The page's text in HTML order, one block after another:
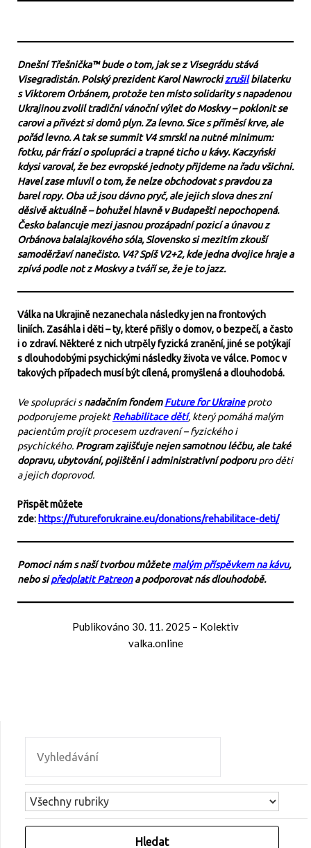
Dnešní Třešnička™ bude o tom, jak se z Visegrádu stává
Visegradistán. Polský prezident Karol Nawrockizrušilbilaterku
s Viktorem Orbánem, protože ten místo solidarity s napadenou
Ukrajinou zvolil tradiční vánoční výlet do Moskvy – poklonit se
carovi a přivézt si domů plyn. Za levno. Sice s příměsí krve, ale
pořád levno. A tak se summit V4 smrskl na nutné minimum:
fotku, pár frází o spolupráci a trapné ticho u kávy. Kaczyński
kdysi varoval, že bez evropské jednoty přijdeme na řadu všichni.
Havel zase mluvil o tom, že nelze obchodovat s pravdou za
barel ropy. Oba už jsou dávno pryč, ale jejich slova dnes zní
děsivě aktuálně – bohužel hlavně v Budapešti nepochopená.
Česko balancuje mezi jasnou prozápadní pozicí a únavou z
Orbánova balalajkového sóla, Slovensko si mezitím zkouší
samoděržaví nanečisto. V4? Spíš V2+2, kde jedna dvojice hraje a
zpívá podle not z Moskvy a tváří se, že je to jazz.
Válka na Ukrajině nezanechala následky jen na frontových
liniích. Zasáhla i děti – ty, které přišly o domov, o bezpečí, a často
i o zdraví. Některé z nich utrpěly fyzická zranění, jiné se potýkají
s dlouhodobými psychickými následky života ve válce. Pomoc v
takových případech musí být cílená, promyšlená a dlouhodobá.
Ve spolupráci snadačním fondemFuture for Ukraineproto
podporujeme projektRehabilitace dětí, který pomáhá malým
pacientům projít procesem uzdravení – fyzického i
psychického. Program zajišťuje nejen samotnou léčbu, ale také
dopravu, ubytování, pojištění i administrativní podporupro děti
a jejich doprovod.
Přispět můžete
zde: https://futureforukraine.eu/donations/rehabilitace-deti/
Pomoci nám s naší tvorbou můžetemalým příspěvkem na kávu,
nebo sipředplatit Patreona podporovat nás dlouhodobě.
Publikováno 30. 11. 2025 – Kolektiv
valka.online